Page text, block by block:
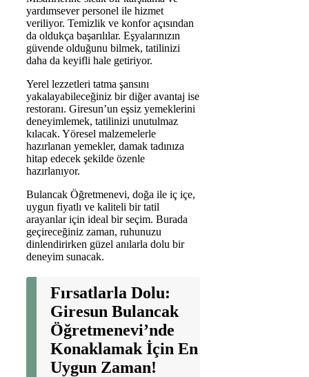
yardımsever personel ile hizmet
veriliyor. Temizlik ve konfor açısından
da oldukça başarılılar. Eşyalarınızın
güvende olduğunu bilmek, tatilinizi
daha da keyifli hale getiriyor.
Yerel lezzetleri tatma şansını
yakalayabileceğiniz bir diğer avantaj ise
restoranı. Giresun’un eşsiz yemeklerini
deneyimlemek, tatilinizi unutulmaz
kılacak. Yöresel malzemelerle
hazırlanan yemekler, damak tadınıza
hitap edecek şekilde özenle
hazırlanıyor.
Bulancak Öğretmenevi, doğa ile iç içe,
uygun fiyatlı ve kaliteli bir tatil
arayanlar için ideal bir seçim. Burada
geçireceğiniz zaman, ruhunuzu
dinlendirirken güzel anılarla dolu bir
deneyim sunacak.
Fırsatlarla Dolu:
Giresun Bulancak
Öğretmenevi’nde
Konaklamak İçin En
Uygun Zaman!